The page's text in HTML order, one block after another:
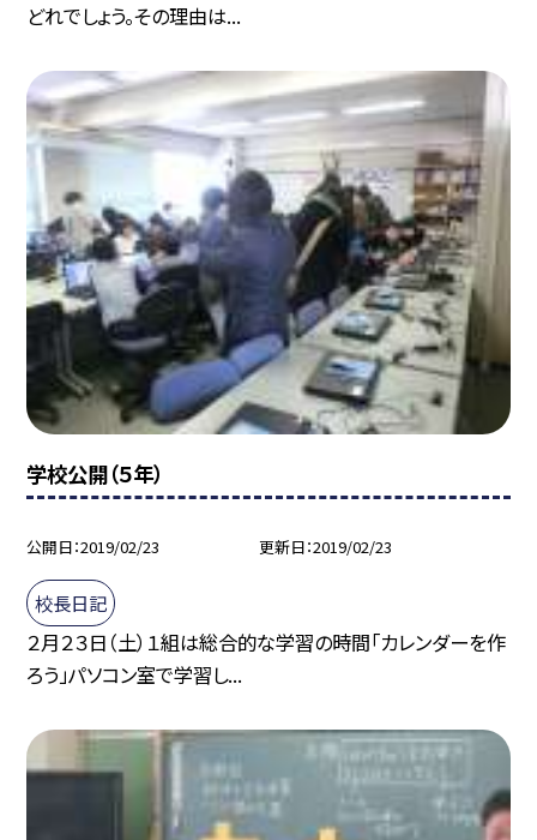
どれでしょう。その理由は...
学校公開（５年）
公開日 2019/02/23 更新日 2019/02/23
校長日記
２月２３日（土）１組は総合的な学習の時間「カレンダーを作
ろう」パソコン室で学習し...